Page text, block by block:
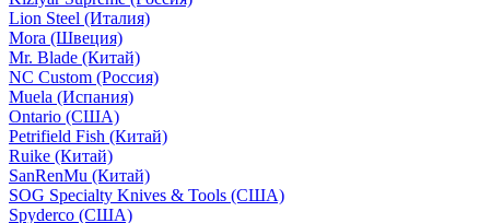
Lion Steel (Италия)
Mora (Швеция)
Mr. Blade (Китай)
NC Custom (Россия)
Muela (Испания)
Ontario (США)
Petrifield Fish (Китай)
Ruike (Китай)
SanRenMu (Китай)
SOG Specialty Knives & Tools (США)
Spyderco (США)